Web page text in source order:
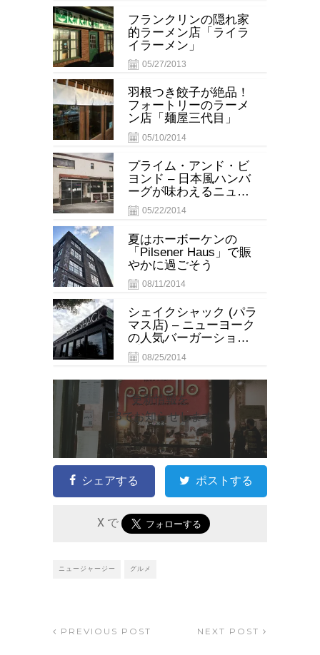
05/27/2013
フランクリンの隠れ家
的ラーメン店「ライラ
イラーメン」
05/10/2014
羽根つき餃子が絶品！
フォートリーのラーメ
ン店「麺屋三代目」
05/22/2014
プライム・アンド・ビ
ヨンド – 日本風ハンバ
ーグが味わえるニュー
ジャージー州フォート
リーのステーキハウス
08/11/2014
夏はホーボーケンの
「Pilsener Haus」で賑
やかに過ごそう
08/25/2014
シェイクシャック (パラ
マス店) – ニューヨーク
の人気バーガーショッ
プのニュージャージー
第1号店！
更新情報を
FBでお知らせします
シェアする ポストする
X で
ニュージャージー グルメ
PREVIOUS POST NEXT POST